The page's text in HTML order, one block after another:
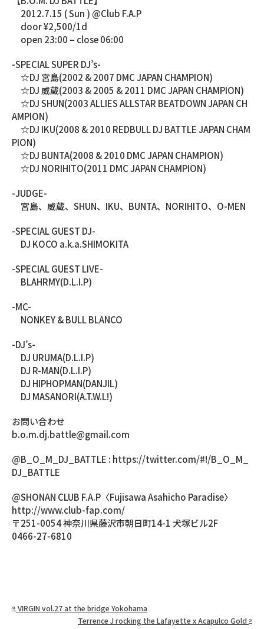
2012.7.15 ( Sun ) @Club F.A.P
door ¥2,500/1d
open 23:00 – close 06:00
-SPECIAL SUPER DJ’s-
☆DJ 宮島(2002 & 2007 DMC JAPAN CHAMPION)
☆DJ 威蔵(2003 & 2005 & 2011 DMC JAPAN CHAMPION)
☆DJ SHUN(2003 ALLIES ALLSTAR BEATDOWN JAPAN CH
AMPION)
☆DJ IKU(2008 & 2010 REDBULL DJ BATTLE JAPAN CHAM
PION)
☆DJ BUNTA(2008 & 2010 DMC JAPAN CHAMPION)
☆DJ NORIHITO(2011 DMC JAPAN CHAMPION)
-JUDGE-
宮島、威蔵、SHUN、IKU、BUNTA、NORIHITO、O-MEN
-SPECIAL GUEST DJ-
DJ KOCO a.k.a.SHIMOKITA
-SPECIAL GUEST LIVE-
BLAHRMY(D.L.I.P)
-MC-
NONKEY & BULL BLANCO
-DJ’s-
DJ URUMA(D.L.I.P)
DJ R-MAN(D.L.I.P)
DJ HIPHOPMAN(DANJIL)
DJ MASANORI(A.T.W.L!)
お問い合わせ
b.o.m.dj.battle@gmail.com
@B_O_M_DJ_BATTLE : https://twitter.com/#!/B_O_M_
DJ_BATTLE
@SHONAN CLUB F.A.P〈Fujisawa Asahicho Paradise〉
http://www.club-fap.com/
〒251-0054 神奈川県藤沢市朝日町14-1 犬塚ビル2F
0466-27-6810
« VIRGIN vol.27 at the bridge Yokohama
Terrence J rocking the Lafayette x Acapulco Gold »